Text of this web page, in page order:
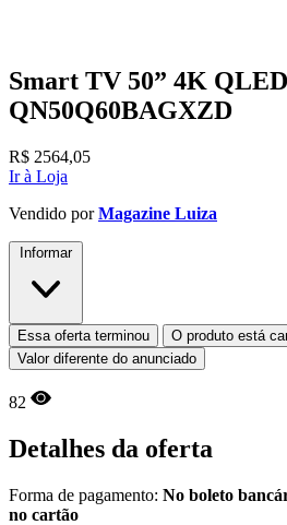
Smart TV 50” 4K
QN50Q60BAGXZD
R$ 2564,05
Ir à Loja
Vendido porMagazine Luiza
Informar
Essa oferta terminou
O produto está
Valor diferente do anunciado
82
Detalhes da oferta
Forma de pagamento: No boleto
no cartão